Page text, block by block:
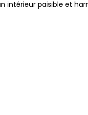
intérieur paisible et